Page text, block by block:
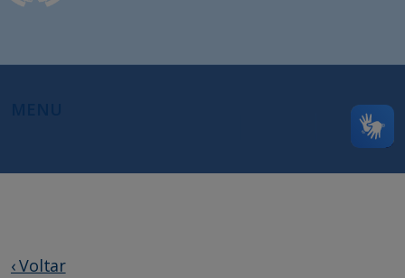
‹ Voltar